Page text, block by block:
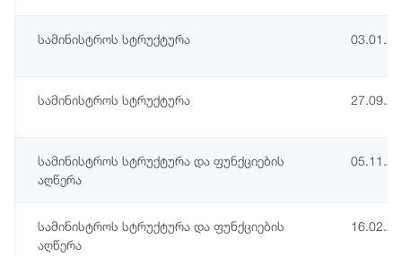
სამინისტროს სტრუქტურა
სამინისტროს სტრუქტურა
სამინისტროს სტრუქტურა და ფუნქციების
აღწერა
სამინისტროს სტრუქტურა და ფუნქციების
აღწერა